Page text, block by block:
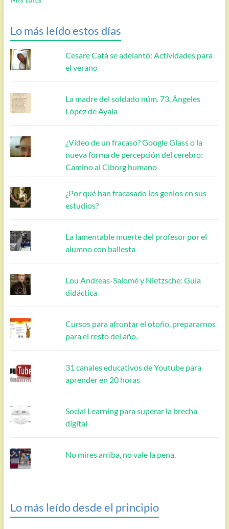
Lo más leído estos días
Cesare Catà se adelantó: Actividades para
el verano
La madre del soldado núm. 73, Ángeles
López de Ayala
¿Vídeo de un fracaso? Google Glass o la
nueva forma de percepción del cerebro:
Camino al Ciborg humano
¿Por qué han fracasado los genios en sus
estudios?
La lamentable muerte del profesor por el
alumno con ballesta
Lou Andreas-Salomé y Nietzsche: Guía
didáctica
Cursos para afrontar el otoño, prepararnos
para el resto del año.
31 canales educativos de Youtube para
aprender en 20 horas
Social Learning para superar la brecha
digital
No mires arriba, no vale la pena.
Lo más leído desde el principio